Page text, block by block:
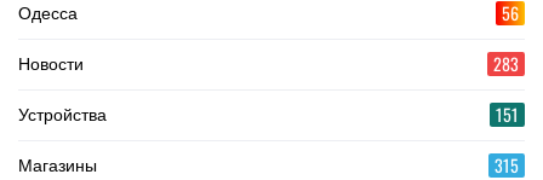
Одесса 56
Новости 283
Устройства 151
Магазины 315